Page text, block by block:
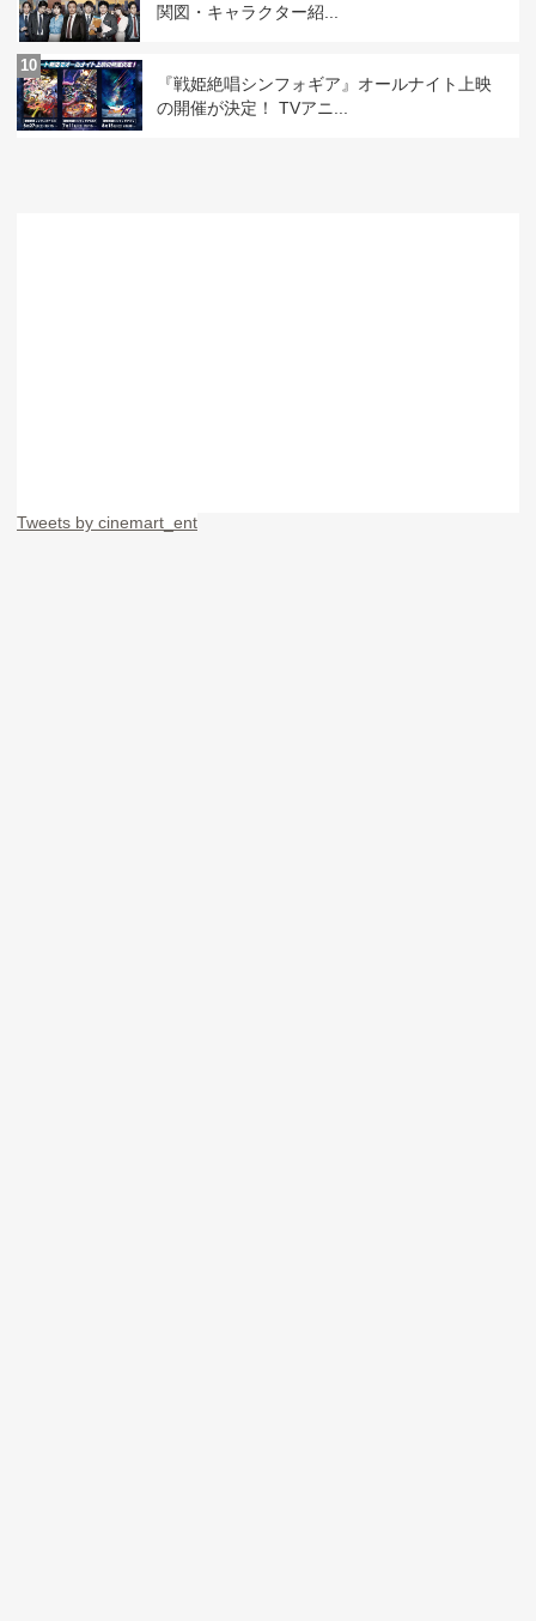
関図・キャラクター紹...
10
『戦姫絶唱シンフォギア』オールナイト上映
の開催が決定！ TVアニ...
Tweets by cinemart_ent